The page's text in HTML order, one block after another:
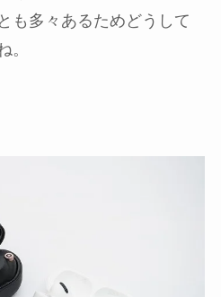
も多々あるためどうして
。